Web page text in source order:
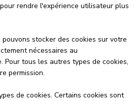
rendre l'expérience utilisateur plus
stocker des cookies sur votre
nécessaires au
Pour tous les autres types de cookies,
permission.
de cookies. Certains cookies sont